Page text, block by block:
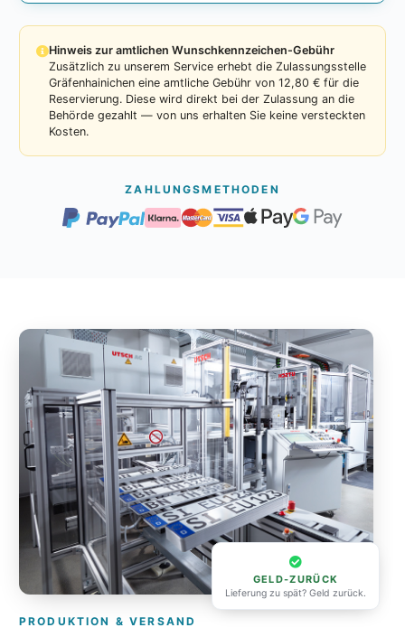
Hinweis zur amtlichen Wunschkennzeichen-Gebühr
Zusätzlich zu unserem Service erhebt die Zulassungsstelle
Gräfenhainichen eine amtliche Gebühr von 12,80 € für die
Reservierung. Diese wird direkt bei der Zulassung an die
Behörde gezahlt — von uns erhalten Sie keine versteckten
Kosten.
ZAHLUNGSMETHODEN
GELD-ZURÜCK
Lieferung zu spät? Geld zurück.
PRODUKTION & VERSAND